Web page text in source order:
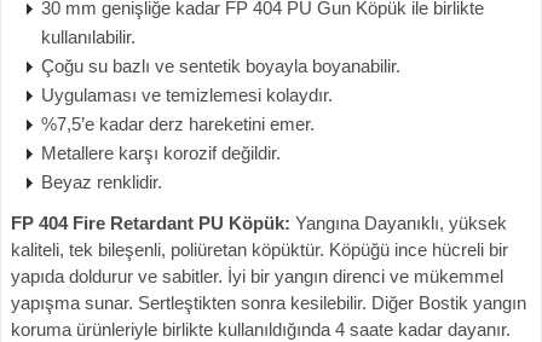
30 mm genişliğe kadar FP 404 PU Gun Köpük ile birlikte
kullanılabilir.
Çoğu su bazlı ve sentetik boyayla boyanabilir.
Uygulaması ve temizlemesi kolaydır.
%7,5’e kadar derz hareketini emer.
Metallere karşı korozif değildir.
Beyaz renklidir.
FP 404 Fire Retardant PU Köpük: Yangına Dayanıklı, yüksek
kaliteli, tek bileşenli, poliüretan köpüktür. Köpüğü ince hücreli bir
yapıda doldurur ve sabitler. İyi bir yangın direnci ve mükemmel
yapışma sunar. Sertleştikten sonra kesilebilir. Diğer Bostik yangın
koruma ürünleriyle birlikte kullanıldığında 4 saate kadar dayanır.